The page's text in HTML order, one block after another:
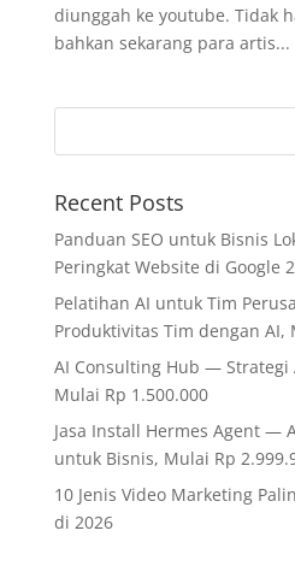
diunggah ke youtube. Tidak
bahkan sekarang para artis...
Recent Posts
Panduan SEO untuk Bisnis
Peringkat Website di Google
Pelatihan AI untuk Tim
Produktivitas Tim dengan AI,
AI Consulting Hub — Strategi
Mulai Rp 1.500.000
Jasa Install Hermes Agent —
untuk Bisnis, Mulai Rp
10 Jenis Video Marketing
di 2026